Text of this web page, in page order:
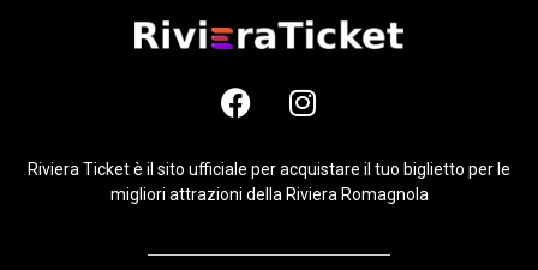
Riviera Ticket è il sito ufficiale per acquistare il tuo biglietto per le
migliori attrazioni della Riviera Romagnola